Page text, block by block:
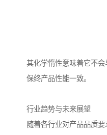
其化学惰性意味着它不
保终产品性能一致。
行业趋势与未来展望
随着各行业对产品品质